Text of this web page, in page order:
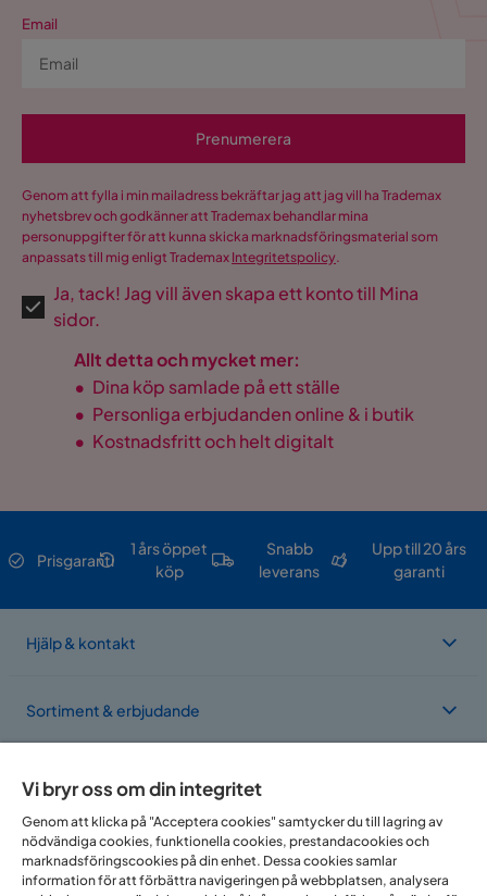
Email
Prenumerera
Genom att fylla i min mailadress bekräftar jag att jag vill ha Trademax
nyhetsbrev och godkänner att Trademax behandlar mina
personuppgifter för att kunna skicka marknadsföringsmaterial som
anpassats till mig enligt Trademax Integritetspolicy.
Ja, tack! Jag vill även skapa ett konto till Mina
sidor.
Allt detta och mycket mer:
• Dina köp samlade på ett ställe
• Personliga erbjudanden online & i butik
• Kostnadsfritt och helt digitalt
Prisgaranti
1 års öppet
köp
Snabb
leverans
Upp till 20 års
garanti
Hjälp & kontakt
Sortiment & erbjudande
Om Trademax
Vi finns i flera länder
Vi bryr oss om din integritet
Genom att klicka på "Acceptera cookies" samtycker du till lagring av
nödvändiga cookies, funktionella cookies, prestandacookies och
marknadsföringscookies på din enhet. Dessa cookies samlar
information för att förbättra navigeringen på webbplatsen, analysera